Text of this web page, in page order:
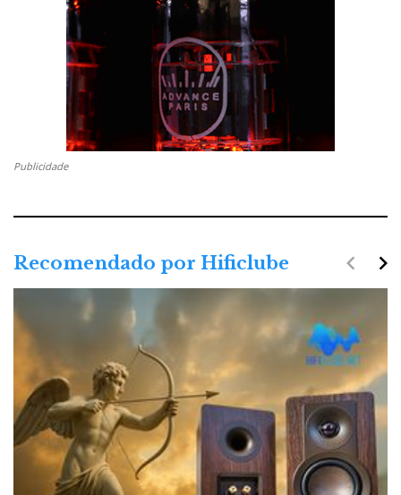
Publicidade
Recomendado por Hificlube navigate_next
navigate_before